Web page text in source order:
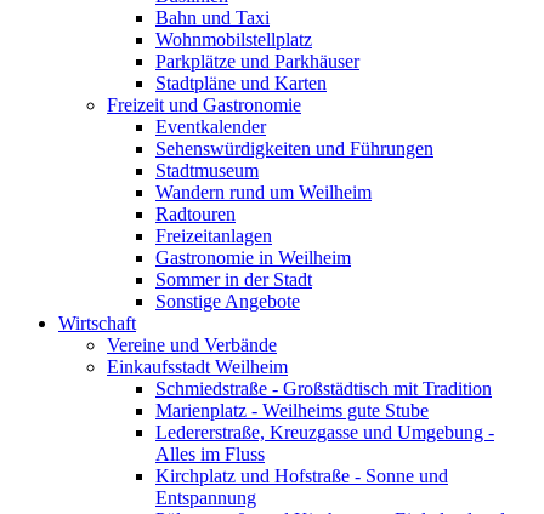
Bahn und Taxi
Wohnmobilstellplatz
Parkplätze und Parkhäuser
Stadtpläne und Karten
Freizeit und Gastronomie
Eventkalender
Sehenswürdigkeiten und Führungen
Stadtmuseum
Wandern rund um Weilheim
Radtouren
Freizeitanlagen
Gastronomie in Weilheim
Sommer in der Stadt
Sonstige Angebote
Wirtschaft
Vereine und Verbände
Einkaufsstadt Weilheim
Schmiedstraße - Großstädtisch mit Tradition
Marienplatz - Weilheims gute Stube
Ledererstraße, Kreuzgasse und Umgebung -
Alles im Fluss
Kirchplatz und Hofstraße - Sonne und
Entspannung